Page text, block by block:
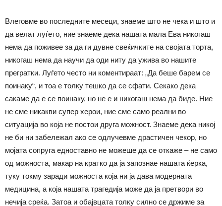
Влеговме во последните месеци, знаеме што не чека и што и
да велат луѓето, ние знаеме дека нашата мала Ева никогаш
нема да поживее за да ги дувне свеќичките на својата торта,
никогаш нема да научи да оди ниту да ужива во нашите
прегратки. Луѓето често ни коментираат: „Да беше барем се
поинаку“, и тоа е толку тешко да се сфати. Секако дека
сакаме да е се поинаку, но не е и никогаш нема да биде. Ние
не сме никакви супер херои, ние сме само реални во
ситуација во која не постои друга можност. Знаеме дека никој
не би ни забележал ако се одлучевме драстичен чекор, но
мојата сопруга едноставно не можеше да се откаже – не само
од можноста, макар на кратко да ја запознае нашата ќерка,
туку токму заради можноста која ни ја дава модерната
медицина, а која нашата трагедија може да ја претвори во
нечија среќа. Затоа и обајвцата толку силно се држиме за